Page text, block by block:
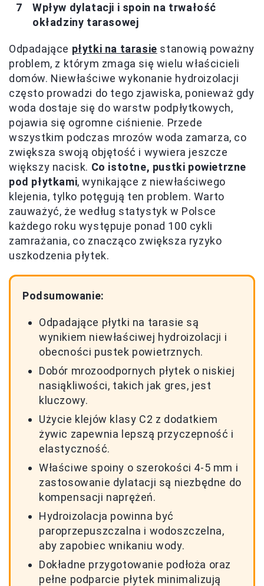
Wpływ dylatacji i spoin na trwałość
okładziny tarasowej
Odpadające płytki na tarasie stanowią poważny
problem, z którym zmaga się wielu właścicieli
domów. Niewłaściwe wykonanie hydroizolacji
często prowadzi do tego zjawiska, ponieważ gdy
woda dostaje się do warstw podpłytkowych,
pojawia się ogromne ciśnienie. Przede
wszystkim podczas mrozów woda zamarza, co
zwiększa swoją objętość i wywiera jeszcze
większy nacisk. Co istotne, pustki powietrzne
pod płytkami, wynikające z niewłaściwego
klejenia, tylko potęgują ten problem. Warto
zauważyć, że według statystyk w Polsce
każdego roku występuje ponad 100 cykli
zamrażania, co znacząco zwiększa ryzyko
uszkodzenia płytek.
Podsumowanie:
Odpadające płytki na tarasie są
wynikiem niewłaściwej hydroizolacji i
obecności pustek powietrznych.
Dobór mrozoodpornych płytek o niskiej
nasiąkliwości, takich jak gres, jest
kluczowy.
Użycie klejów klasy C2 z dodatkiem
żywic zapewnia lepszą przyczepność i
elastyczność.
Właściwe spoiny o szerokości 4-5 mm i
zastosowanie dylatacji są niezbędne do
kompensacji naprężeń.
Hydroizolacja powinna być
paroprzepuszczalna i wodoszczelna,
aby zapobiec wnikaniu wody.
Dokładne przygotowanie podłoża oraz
pełne podparcie płytek minimalizują